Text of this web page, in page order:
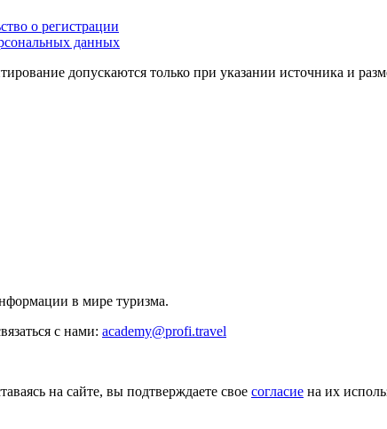
о регистрации
данных
допускаются только при указании источника и
в мире туризма.
с нами: academy@profi.travel
на сайте, вы подтверждаете свое согласие на их